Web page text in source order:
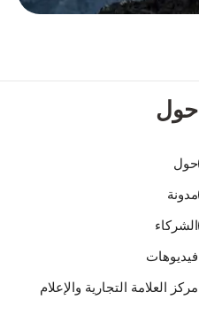
حول
حول
مدونة
الشركاء
فيديوهات
مركز العلامة التجارية والإعلام